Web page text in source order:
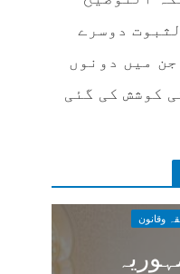
دوسرے
میں دونوں
کوشش کی گئی
وقانون